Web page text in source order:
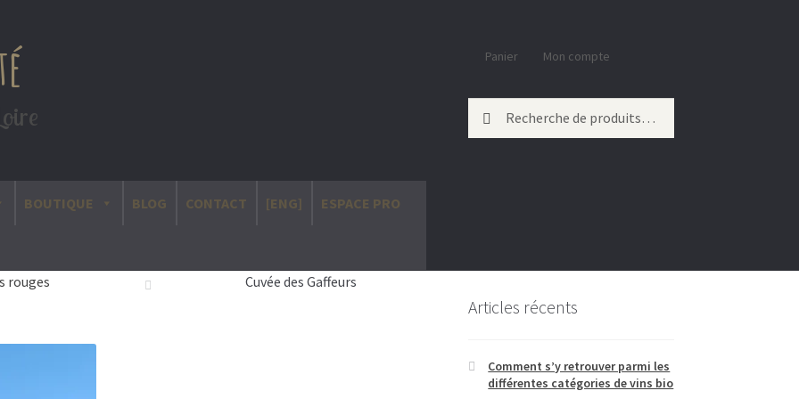
Panier Mon compte
pour :
BOUTIQUE BLOG CONTACT [ENG] ESPACE PRO
rouges Cuvée des Gaffeurs
Articles récents
Comment s’y retrouver parmi les
différentes catégories de vins bio